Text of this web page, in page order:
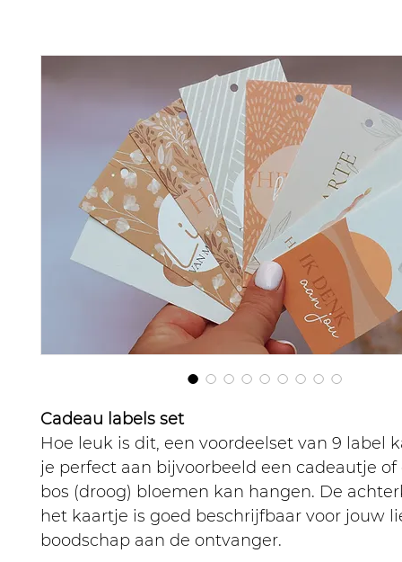
Cadeau labels set
Hoe leuk is dit, een voordeelset van 9 label
je perfect aan bijvoorbeeld een cadeautje of
bos (droog) bloemen kan hangen. De
het kaartje is goed beschrijfbaar voor jouw
boodschap aan de ontvanger.